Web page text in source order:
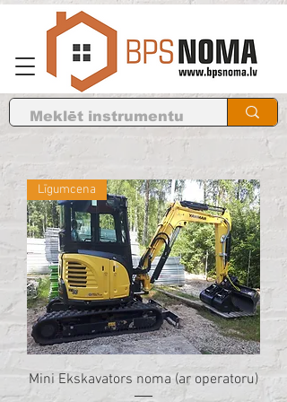
Līgumcena
Mini Ekskavators noma (ar operatoru)